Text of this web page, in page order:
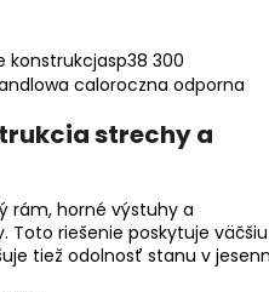
strechy a
rám, horné výstuhy a
Toto riešenie poskytuje väčšiu
tiež odolnosť stanu v